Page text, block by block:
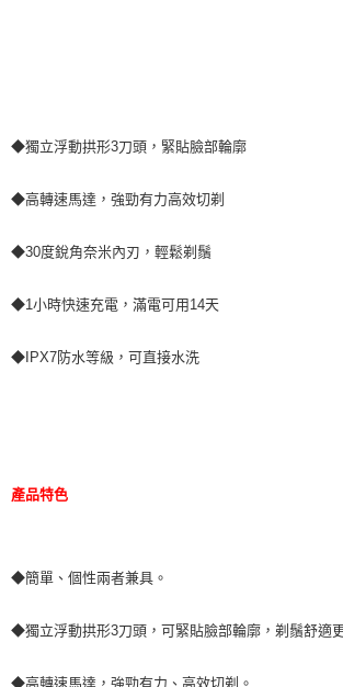
◆獨立浮動拱形3刀頭，緊貼臉部輪廓
◆高轉速馬達，強勁有力高效切剃
◆30度銳角奈米內刃，輕鬆剃鬚
◆1小時快速充電，滿電可用14天
◆IPX7防水等級，可直接水洗
產品特色
◆簡單、個性兩者兼具。
◆獨立浮動拱形3刀頭，可緊貼臉部輪廓，剃鬚舒適
◆高轉速馬達，強勁有力、高效切剃。